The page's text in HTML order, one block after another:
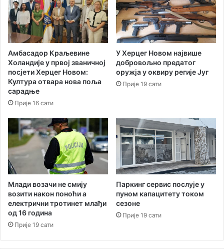
Амбасадор Краљевине
Холандије у првој званичној
посјети Херцег Новом:
Култура отвара нова поља
сарадње
Прије 16 сати
У Херцег Новом највише
добровољно предатог
оружја у оквиру регије Југ
Прије 19 сати
Млади возачи не смију
возити након поноћи а
електрични тротинет млађи
од 16 година
Прије 19 сати
Паркинг сервис послује у
пуном капацитету током
сезоне
Прије 19 сати